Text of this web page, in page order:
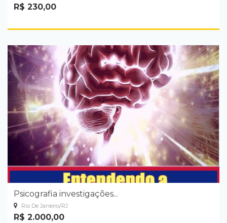
R$ 230,00
Psicografia investigações...
Rio De Janeiro/RJ
R$ 2.000,00